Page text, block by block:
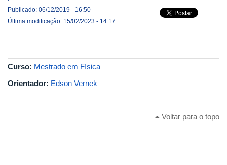
Publicado: 06/12/2019 - 16:50
Última modificação: 15/02/2023 - 14:17
Curso: Mestrado em Física
Orientador: Edson Vernek
Voltar para o topo